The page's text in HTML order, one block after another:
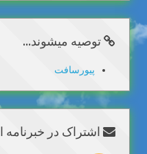
توصیه میشوند...
پیورسافت
اشتراک در خبرنامه